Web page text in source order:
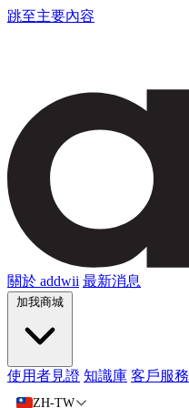
跳至主要內容
關於 addwii 最新消息
加我商城
使用者見證 知識庫 客戶服務
ZH-TW